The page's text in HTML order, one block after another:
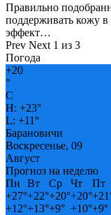
Правильно
поддерживать кожу
эффект…
Prev Next 1 из 3
Погода
+20
°
C
H: +23°
L: +11°
Барановичи
Воскресенье, 09
Август
Прогноз на неделю
Пн
Вт Ср Чт Пт
+27°+22°+20°+20°+
+12°+13°+9° +10°+9°